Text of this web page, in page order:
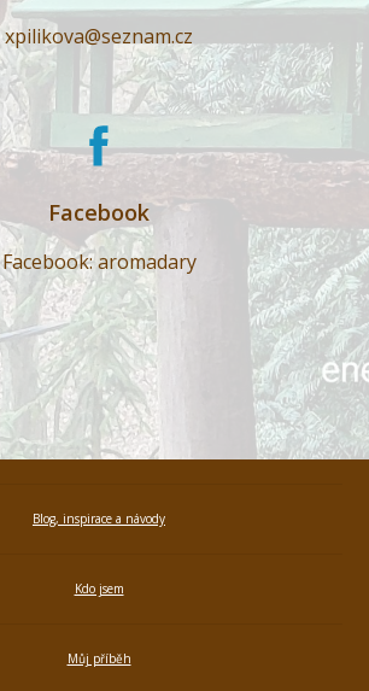
xpilikova@seznam.cz
Facebook
Facebook: aromadary
Blog, inspirace a návody
Kdo jsem
Můj příběh